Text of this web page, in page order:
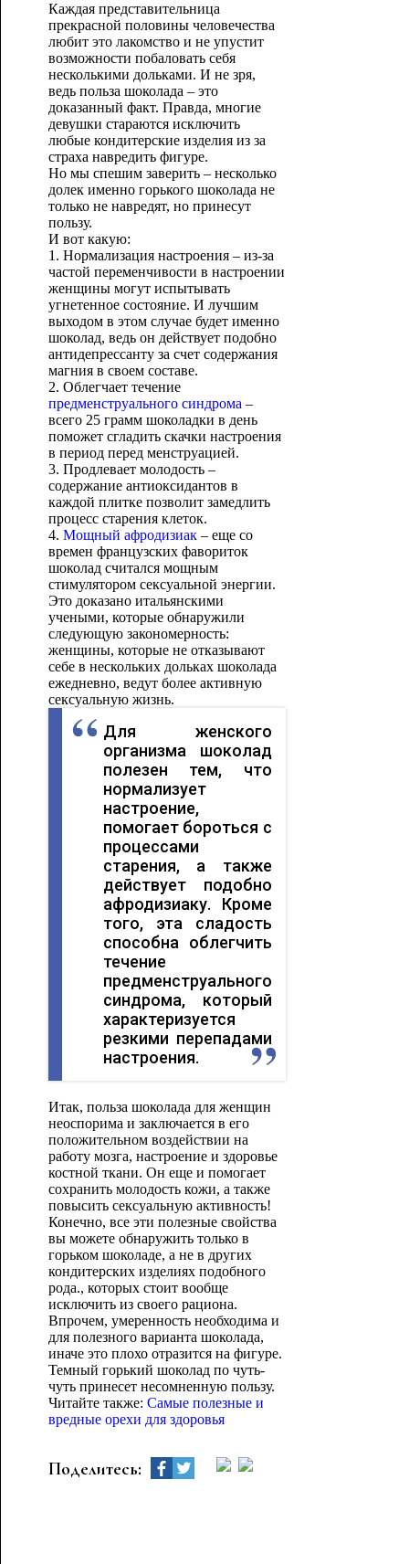
Каждая представительница
прекрасной половины человечества
любит это лакомство и не упустит
возможности побаловать себя
несколькими дольками. И не зря,
ведь польза шоколада – это
доказанный факт. Правда, многие
девушки стараются исключить
любые кондитерские изделия из за
страха навредить фигуре.
Но мы спешим заверить – несколько
долек именно горького шоколада не
только не навредят, но принесут
пользу.
И вот какую:
1. Нормализация настроения – из-за
частой переменчивости в настроении
женщины могут испытывать
угнетенное состояние. И лучшим
выходом в этом случае будет именно
шоколад, ведь он действует подобно
антидепрессанту за счет содержания
магния в своем составе.
2. Облегчает течение
предменструального синдрома –
всего 25 грамм шоколадки в день
поможет сгладить скачки настроения
в период перед менструацией.
3. Продлевает молодость –
содержание антиоксидантов в
каждой плитке позволит замедлить
процесс старения клеток.
4. Мощный афродизиак– еще со
времен французских фавориток
шоколад считался мощным
стимулятором сексуальной энергии.
Это доказано итальянскими
учеными, которые обнаружили
следующую закономерность:
женщины, которые не отказывают
себе в нескольких дольках шоколада
ежедневно, ведут более активную
сексуальную жизнь.
Для женского
организма шоколад
полезен тем, что
нормализует
настроение,
помогает бороться с
процессами
старения, а также
действует подобно
афродизиаку. Кроме
того, эта сладость
способна облегчить
течение
предменструального
синдрома, который
характеризуется
резкими перепадами
настроения.
Итак, польза шоколада для женщин
неоспорима и заключается в его
положительном воздействии на
работу мозга, настроение и здоровье
костной ткани. Он еще и помогает
сохранить молодость кожи, а также
повысить сексуальную активность!
Конечно, все эти полезные свойства
вы можете обнаружить только в
горьком шоколаде, а не в других
кондитерских изделиях подобного
рода., которых стоит вообще
исключить из своего рациона.
Впрочем, умеренность необходима и
для полезного варианта шоколада,
иначе это плохо отразится на фигуре.
Темный горький шоколад по чуть-
чуть принесет несомненную пользу.
Читайте также: Самые полезные и
вредные орехи для здоровья
Поделитесь: